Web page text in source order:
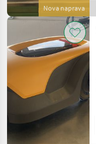
Nova naprava